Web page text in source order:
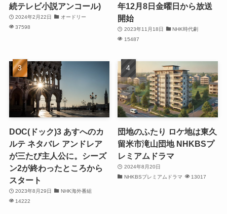
続テレビ小説アンコール)
2024年2月22日
オードリー
37598
年12月8日金曜日から放送
開始
2023年11月18日
NHK時代劇
15487
DOC(ドック)3 あすへのカ
ルテ ネタバレ アンドレア
が三たび主人公に。シーズ
ン2が終わったところから
スタート
2023年8月29日
NHK海外番組
14222
団地のふたり ロケ地は東久
留米市滝山団地 NHKBSプ
レミアムドラマ
2024年8月20日
NHKBSプレミアムドラマ
13017